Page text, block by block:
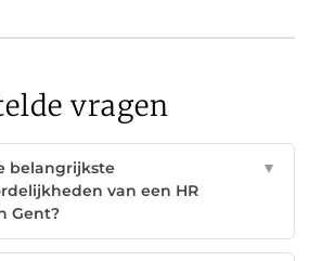
vragen
belangrijkste
van een HR
Gent?
▼